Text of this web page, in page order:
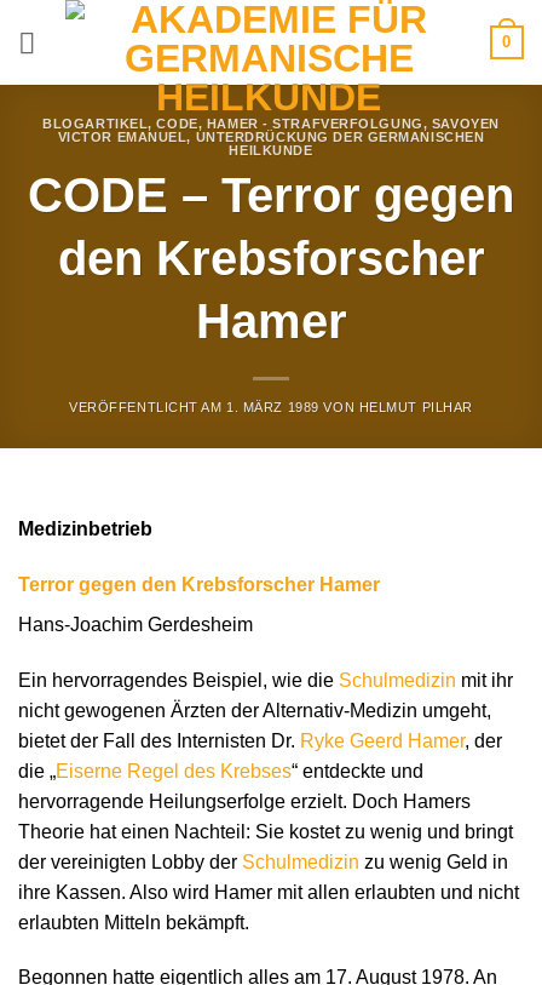
0
BLOGARTIKEL,CODE, HAMER - STRAFVERFOLGUNG, SAVOYEN
VICTOR EMANUEL, UNTERDRÜCKUNG DER GERMANISCHEN
HEILKUNDE
CODE – Terror gegen
den Krebsforscher
Hamer
VERÖFFENTLICHT AM 1. MÄRZ 1989 VON HELMUT PILHAR
Medizinbetrieb
Terror gegen den Krebsforscher Hamer
Hans-Joachim Gerdesheim
Ein hervorragendes Beispiel, wie die Schulmedizin mit ihr
nicht gewogenen Ärzten der Alternativ-Medizin umgeht,
bietet der Fall des Internisten Dr. Ryke Geerd Hamer, der
die „Eiserne Regel des Krebses“ entdeckte und
hervorragende Heilungserfolge erzielt. Doch Hamers
Theorie hat einen Nachteil: Sie kostet zu wenig und bringt
der vereinigten Lobby der Schulmedizin zu wenig Geld in
ihre Kassen. Also wird Hamer mit allen erlaubten und nicht
erlaubten Mitteln bekämpft.
Begonnen hatte eigentlich alles am 17. August 1978. An